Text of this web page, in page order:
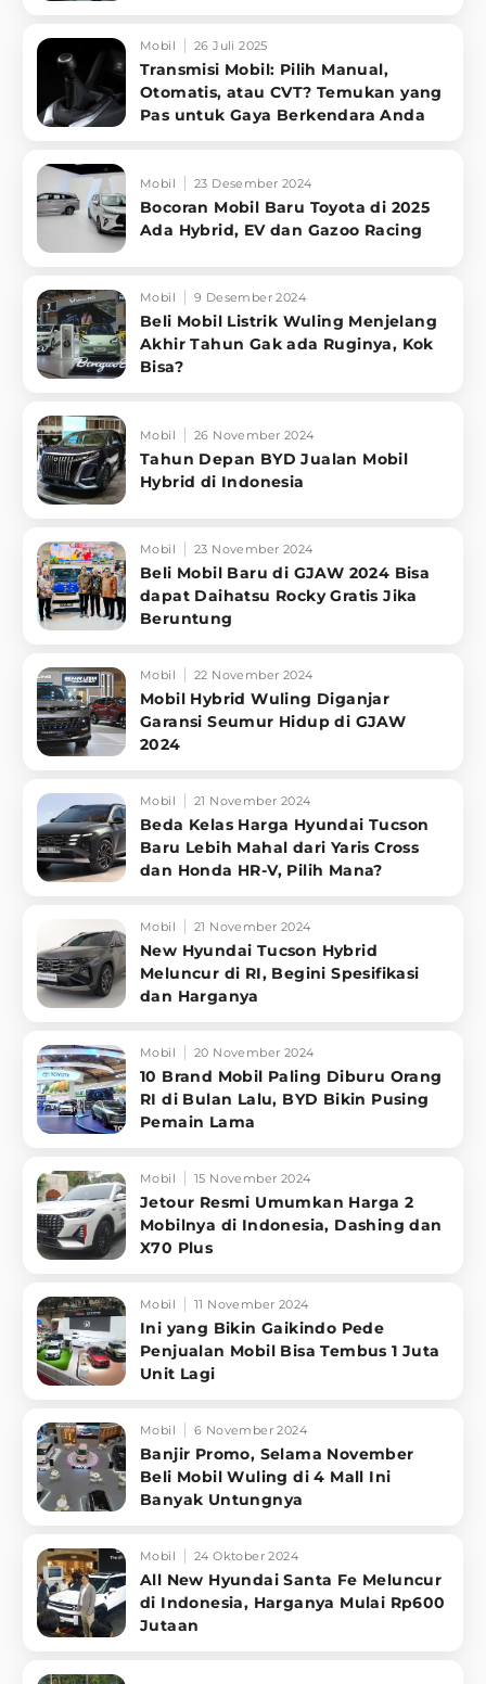
Mobil 26 Juli 2025
Transmisi Mobil: Pilih Manual,
Otomatis, atau CVT? Temukan yang
Pas untuk Gaya Berkendara Anda
Mobil 23 Desember 2024
Bocoran Mobil Baru Toyota di 2025
Ada Hybrid, EV dan Gazoo Racing
Mobil 9 Desember 2024
Beli Mobil Listrik Wuling Menjelang
Akhir Tahun Gak ada Ruginya, Kok
Bisa?
Mobil 26 November 2024
Tahun Depan BYD Jualan Mobil
Hybrid di Indonesia
Mobil 23 November 2024
Beli Mobil Baru di GJAW 2024 Bisa
dapat Daihatsu Rocky Gratis Jika
Beruntung
Mobil 22 November 2024
Mobil Hybrid Wuling Diganjar
Garansi Seumur Hidup di GJAW
2024
Mobil 21 November 2024
Beda Kelas Harga Hyundai Tucson
Baru Lebih Mahal dari Yaris Cross
dan Honda HR-V, Pilih Mana?
Mobil 21 November 2024
New Hyundai Tucson Hybrid
Meluncur di RI, Begini Spesifikasi
dan Harganya
Mobil 20 November 2024
10 Brand Mobil Paling Diburu Orang
RI di Bulan Lalu, BYD Bikin Pusing
Pemain Lama
Mobil 15 November 2024
Jetour Resmi Umumkan Harga 2
Mobilnya di Indonesia, Dashing dan
X70 Plus
Mobil 11 November 2024
Ini yang Bikin Gaikindo Pede
Penjualan Mobil Bisa Tembus 1 Juta
Unit Lagi
Mobil 6 November 2024
Banjir Promo, Selama November
Beli Mobil Wuling di 4 Mall Ini
Banyak Untungnya
Mobil 24 Oktober 2024
All New Hyundai Santa Fe Meluncur
di Indonesia, Harganya Mulai Rp600
Jutaan